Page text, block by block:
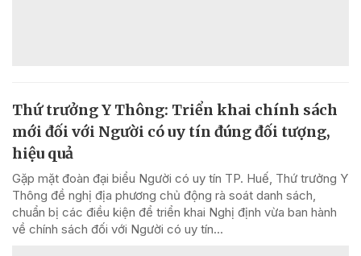
Thứ trưởng Y Thông: Triển khai chính sách
mới đối với Người có uy tín đúng đối tượng,
hiệu quả
Gặp mặt đoàn đại biểu Người có uy tín TP. Huế, Thứ trưởng Y
Thông đề nghị địa phương chủ động rà soát danh sách,
chuẩn bị các điều kiện để triển khai Nghị định vừa ban hành
về chính sách đối với Người có uy tín...